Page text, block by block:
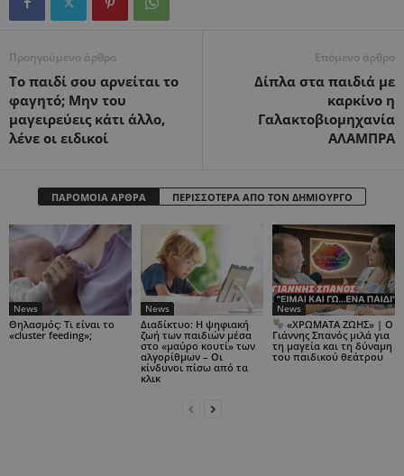
Προηγούμενο άρθρο
Το παιδί σου αρνείται το
φαγητό; Μην του
μαγειρεύεις κάτι άλλο,
λένε οι ειδικοί
Επόμενο άρθρο
Δίπλα στα παιδιά με
καρκίνο η
Γαλακτοβιομηχανία
ΑΛΑΜΠΡΑ
ΠΑΡΟΜΟΙΑ ΑΡΘΡΑ ΠΕΡΙΣΣΟΤΕΡΑ ΑΠΟ ΤΟΝ ΔΗΜΙΟΥΡΓΟ
News
Θηλασμός: Τι είναι το
«cluster feeding»;
News
Διαδίκτυο: Η ψηφιακή
ζωή των παιδιών μέσα
στο «μαύρο κουτί» των
αλγορίθμων – Οι
κίνδυνοι πίσω από τα
κλικ
News
«ΧΡΩΜΑΤΑ ΖΩΗΣ» | Ο
Γιάννης Σπανός μιλά για
τη μαγεία και τη δύναμη
του παιδικού θεάτρου